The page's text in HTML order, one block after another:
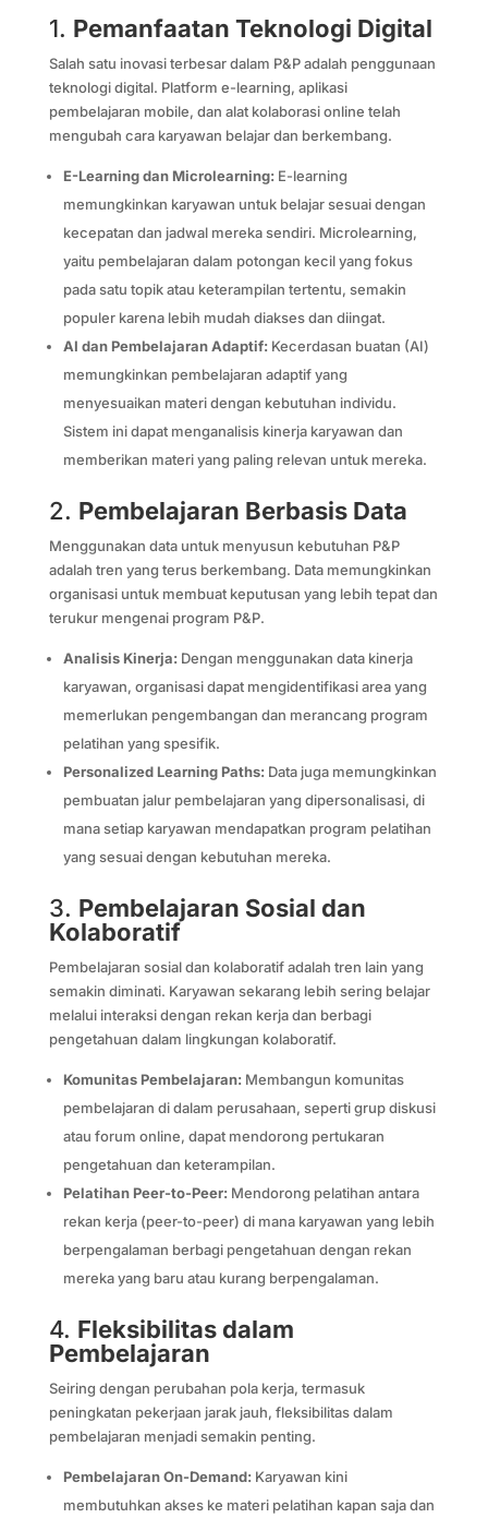
1. Pemanfaatan Teknologi Digital
Salah satu inovasi terbesar dalam P&P adalah penggunaan
teknologi digital. Platform e-learning, aplikasi
pembelajaran mobile, dan alat kolaborasi online telah
mengubah cara karyawan belajar dan berkembang.
E-Learning dan Microlearning: E-learning
memungkinkan karyawan untuk belajar sesuai dengan
kecepatan dan jadwal mereka sendiri. Microlearning,
yaitu pembelajaran dalam potongan kecil yang fokus
pada satu topik atau keterampilan tertentu, semakin
populer karena lebih mudah diakses dan diingat.
AI dan Pembelajaran Adaptif: Kecerdasan buatan (AI)
memungkinkan pembelajaran adaptif yang
menyesuaikan materi dengan kebutuhan individu.
Sistem ini dapat menganalisis kinerja karyawan dan
memberikan materi yang paling relevan untuk mereka.
2. Pembelajaran Berbasis Data
Menggunakan data untuk menyusun kebutuhan P&P
adalah tren yang terus berkembang. Data memungkinkan
organisasi untuk membuat keputusan yang lebih tepat dan
terukur mengenai program P&P.
Analisis Kinerja: Dengan menggunakan data kinerja
karyawan, organisasi dapat mengidentifikasi area yang
memerlukan pengembangan dan merancang program
pelatihan yang spesifik.
Personalized Learning Paths: Data juga memungkinkan
pembuatan jalur pembelajaran yang dipersonalisasi, di
mana setiap karyawan mendapatkan program pelatihan
yang sesuai dengan kebutuhan mereka.
3. Pembelajaran Sosial dan
Kolaboratif
Pembelajaran sosial dan kolaboratif adalah tren lain yang
semakin diminati. Karyawan sekarang lebih sering belajar
melalui interaksi dengan rekan kerja dan berbagi
pengetahuan dalam lingkungan kolaboratif.
Komunitas Pembelajaran: Membangun komunitas
pembelajaran di dalam perusahaan, seperti grup diskusi
atau forum online, dapat mendorong pertukaran
pengetahuan dan keterampilan.
Pelatihan Peer-to-Peer: Mendorong pelatihan antara
rekan kerja (peer-to-peer) di mana karyawan yang lebih
berpengalaman berbagi pengetahuan dengan rekan
mereka yang baru atau kurang berpengalaman.
4. Fleksibilitas dalam
Pembelajaran
Seiring dengan perubahan pola kerja, termasuk
peningkatan pekerjaan jarak jauh, fleksibilitas dalam
pembelajaran menjadi semakin penting.
Pembelajaran On-Demand: Karyawan kini
membutuhkan akses ke materi pelatihan kapan saja dan